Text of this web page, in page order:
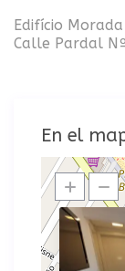
Edifício
Calle Pardal
En el